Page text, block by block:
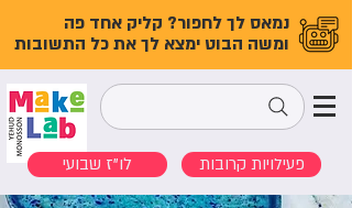
נמאס לך לחפור? קליק אחד פה
ומשה הבוט ימצא לך את כל התשובות
לו"ז שבועי פעילויות קרובות